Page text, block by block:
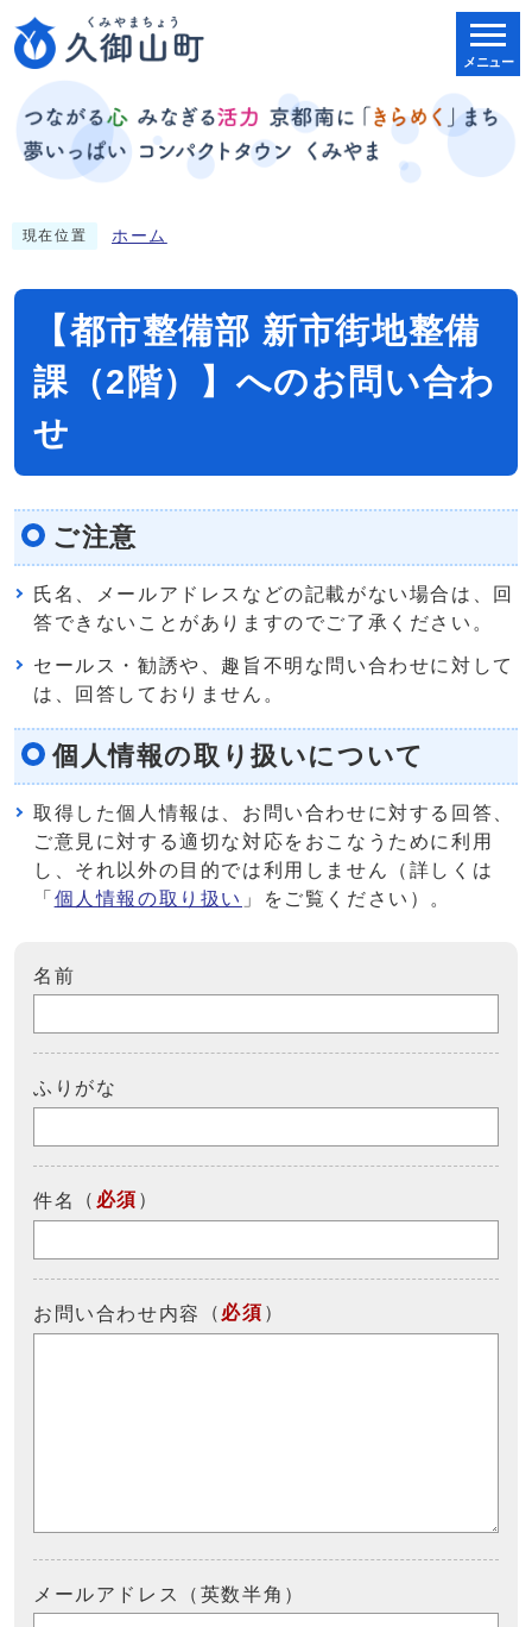
メニュー
現在位置 ホーム
【都市整備部 新市街地整備
課（2階）】へのお問い合わ
せ
ご注意
氏名、メールアドレスなどの記載がない場合は、回
答できないことがありますのでご了承ください。
セールス・勧誘や、趣旨不明な問い合わせに対して
は、回答しておりません。
個人情報の取り扱いについて
取得した個人情報は、お問い合わせに対する回答、
ご意見に対する適切な対応をおこなうために利用
し、それ以外の目的では利用しません（詳しくは
「 個人情報の取り扱い 」をご覧ください）。
名前
ふりがな
件名 （ 必須 ）
お問い合わせ内容 （ 必須 ）
メールアドレス（英数半角）